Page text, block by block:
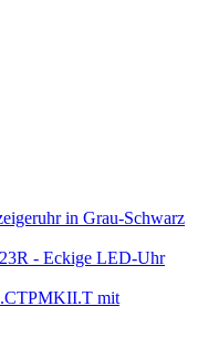
in Grau-Schwarz
- Eckige LED-Uhr
mit